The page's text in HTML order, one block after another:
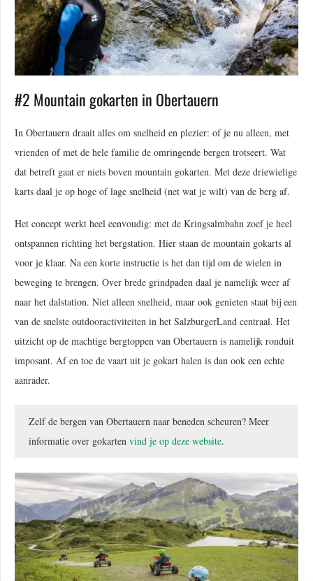
#2 Mountain gokarten in Obertauern
In Obertauern draait alles om snelheid en plezier: of je nu alleen, met
vrienden of met de hele familie de omringende bergen trotseert. Wat
dat betreft gaat er niets boven mountain gokarten. Met deze driewielige
karts daal je op hoge of lage snelheid (net wat je wilt) van de berg af.
Het concept werkt heel eenvoudig: met de Kringsalmbahn zoef je heel
ontspannen richting het bergstation. Hier staan de mountain gokarts al
voor je klaar. Na een korte instructie is het dan tijd om de wielen in
beweging te brengen. Over brede grindpaden daal je namelijk weer af
naar het dalstation. Niet alleen snelheid, maar ook genieten staat bij een
van de snelste outdooractiviteiten in het SalzburgerLand centraal. Het
uitzicht op de machtige bergtoppen van Obertauern is namelijk ronduit
imposant. Af en toe de vaart uit je gokart halen is dan ook een echte
aanrader.
Zelf de bergen van Obertauern naar beneden scheuren? Meer
informatie over gokarten vind je op deze website.